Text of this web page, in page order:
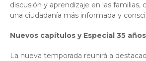
discusión y aprendizaje en las familias,
una ciudadanía más informada y
Nuevos capítulos y Especial 35 años
La nueva temporada reunirá a